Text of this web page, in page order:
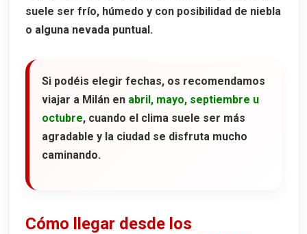
suele ser frío, húmedo y con posibilidad de niebla
o alguna nevada puntual.
Si podéis elegir fechas, os recomendamos
viajar a Milán en abril, mayo, septiembre u
octubre, cuando el clima suele ser más
agradable y la ciudad se disfruta mucho
caminando.
Cómo llegar desde los